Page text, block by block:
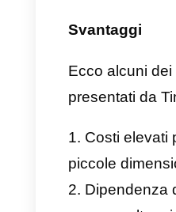
Il
svantaggi,
spiegarli e